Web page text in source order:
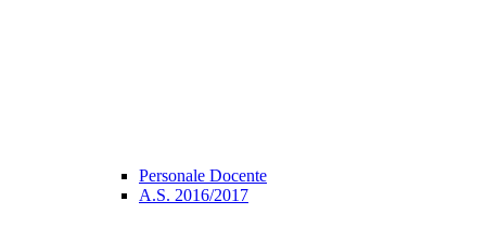
Personale Docente
A.S. 2016/2017